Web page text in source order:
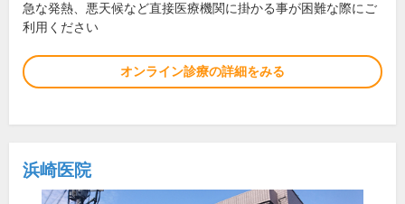
急な発熱、悪天候など直接医療機関に掛かる事が困難な際にご
利用ください
オンライン診療の詳細をみる
浜崎医院